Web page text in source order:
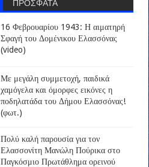
16 Φεβρουαρίου 1943: Η αιματηρή
Σφαγή του Δομένικου Ελασσόνας
(video)
Με μεγάλη συμμετοχή, παιδικά
χαμόγελα και όμορφες εικόνες η
ποδηλατάδα του Δήμου Ελασσόνας!
(φωτ.)
Πολύ καλή παρουσία για τον
Ελασσονίτη Μανώλη Πούρικα στο
Παγκόσμιο Πρωτάθλημα ορεινού